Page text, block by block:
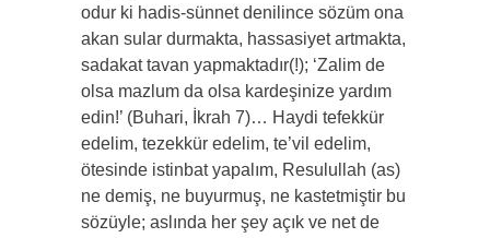
odur ki hadis-sünnet denilince sözüm ona
akan sular durmakta, hassasiyet artmakta,
sadakat tavan yapmaktadır(!); ‘Zalim de
olsa mazlum da olsa kardeşinize yardım
edin!’ (Buhari, İkrah 7)… Haydi tefekkür
edelim, tezekkür edelim, te’vil edelim,
ötesinde istinbat yapalım, Resulullah (as)
ne demiş, ne buyurmuş, ne kastetmiştir bu
sözüyle; aslında her şey açık ve net de